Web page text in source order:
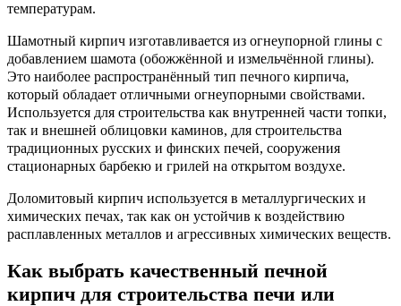
температурам.
Шамотный кирпич изготавливается из огнеупорной глины с
добавлением шамота (обожжённой и измельчённой глины).
Это наиболее распространённый тип печного кирпича,
который обладает отличными огнеупорными свойствами.
Используется для строительства как внутренней части топки,
так и внешней облицовки каминов, для строительства
традиционных русских и финских печей, сооружения
стационарных барбекю и грилей на открытом воздухе.
Доломитовый кирпич используется в металлургических и
химических печах, так как он устойчив к воздействию
расплавленных металлов и агрессивных химических веществ.
Как выбрать качественный печной
кирпич для строительства печи или